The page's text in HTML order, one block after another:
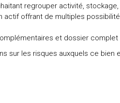
regrouper activité,
actif offrant de multiples
et dossier
sur les risques auxquels ce